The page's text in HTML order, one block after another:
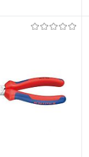
Под заказ